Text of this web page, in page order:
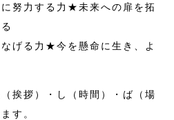
努力する力★未来への扉を拓
げる力★今を懸命に生き、よ
挨拶）・し（時間）・ば（場
す。